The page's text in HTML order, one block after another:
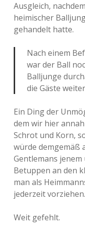
Ausgleich,
heimischer
gehandelt hatte.
Nach einem
war der Ball
Balljunge
die Gäste
Ein Ding der
dem wir hier
Schrot und Korn,
würde demgemäß
Gentlemans
Betuppen an den
man als
jederzeit vorziehen.
Weit gefehlt.